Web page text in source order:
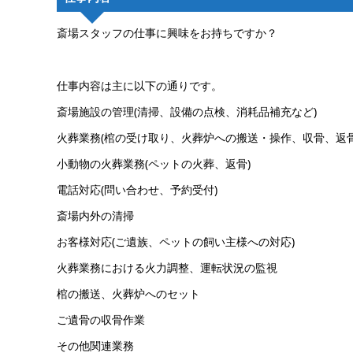
斎場スタッフの仕事に興味をお持ちですか？
仕事内容は主に以下の通りです。
斎場施設の管理(清掃、設備の点検、消耗品補充など)
火葬業務(棺の受け取り、火葬炉への搬送・操作、収骨、返
小動物の火葬業務(ペットの火葬、返骨)
電話対応(問い合わせ、予約受付)
斎場内外の清掃
お客様対応(ご遺族、ペットの飼い主様への対応)
火葬業務における火力調整、運転状況の監視
棺の搬送、火葬炉へのセット
ご遺骨の収骨作業
その他関連業務